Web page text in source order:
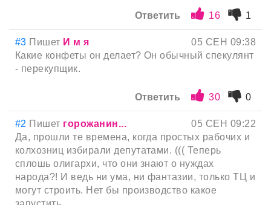
Ответить 16 1
#3 Пишет И м я
05 СЕН 09:38
Какие конфеты он делает? Он обычный спекулянт
- перекупщик.
Ответить 30 0
#2 Пишет горожанин...
05 СЕН 09:22
Да, прошли те времена, когда простых рабочих и
колхозниц избирали депутатами. ((( Теперь
сплошь олигархи, что они знают о нуждах
народа?! И ведь ни ума, ни фантазии, только ТЦ и
могут строить. Нет бы производство какое